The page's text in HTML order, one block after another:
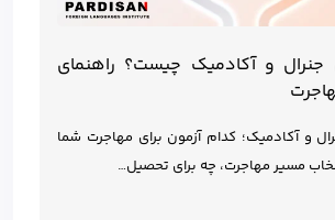
جنرال و آکادمیک چیست؟ راهنمای
و آکادمیک؛ کدام آزمون برای مهاجرت شما
مسیر مهاجرت، چه برای تحصیل…